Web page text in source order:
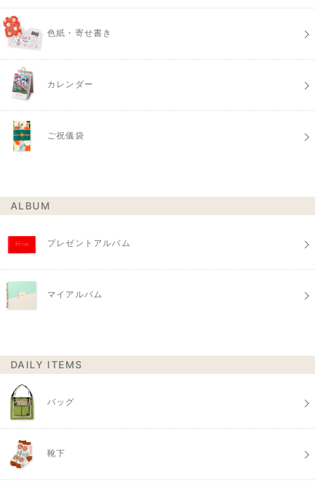
色紙・寄せ書き
カレンダー
ご祝儀袋
ALBUM
プレゼントアルバム
マイアルバム
DAILY ITEMS
バッグ
靴下